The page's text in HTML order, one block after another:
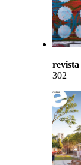
revista
302